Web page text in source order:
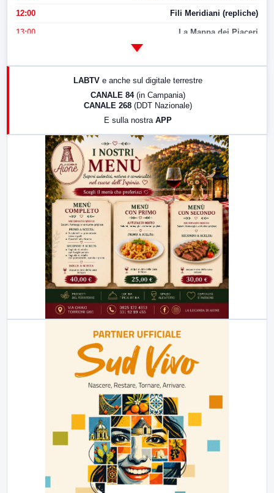
12:00 Fili Meridiani (repliche)
13:00 La Mappa dei Piaceri
LabNews (replica)
LABTV e anche sul digitale terrestre
CANALE 84 (in Campania)
CANALE 268 (DDT Nazionale)
E sulla nostra APP